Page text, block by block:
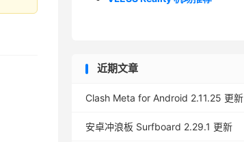
近期文章
Clash Meta for Android 2.11.25 更新
安卓冲浪板 Surfboard 2.29.1 更新